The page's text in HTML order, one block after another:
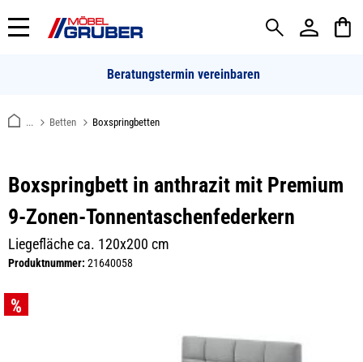
springen
Beratungstermin vereinbaren
... Betten Boxspringbetten
Boxspringbett in anthrazit mit Premium
9-Zonen-Tonnentaschenfederkern
Liegefläche ca. 120x200 cm
Produktnummer: 21640058
Bildergalerie überspringen